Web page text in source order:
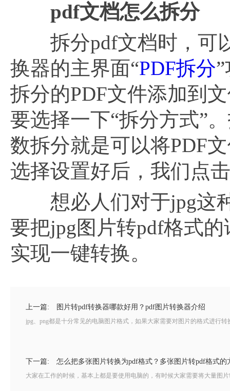
pdf文档怎么拆分
拆分pdf文档时，可以
换器的主界面“PDF拆分
拆分的PDF文件添加到
要选择一下“拆分方式”
数拆分就是可以将PDF
选择设置好后，我们点
想必人们对于jpg这种
要把jpg图片转pdf格式
实现一键转换。
上一篇: 图片转pdf转换器哪款好用？pdf图片转换器介绍
jpg、png都是十分常见的电脑图片格式，如果大家需要对图片的格式进行
下一篇: 怎么把多张图片转换为pdf格式？多张图片转pdf格式的
大家在工作的时候，基本上都是要使用电脑的，有时候大家需要将大量图